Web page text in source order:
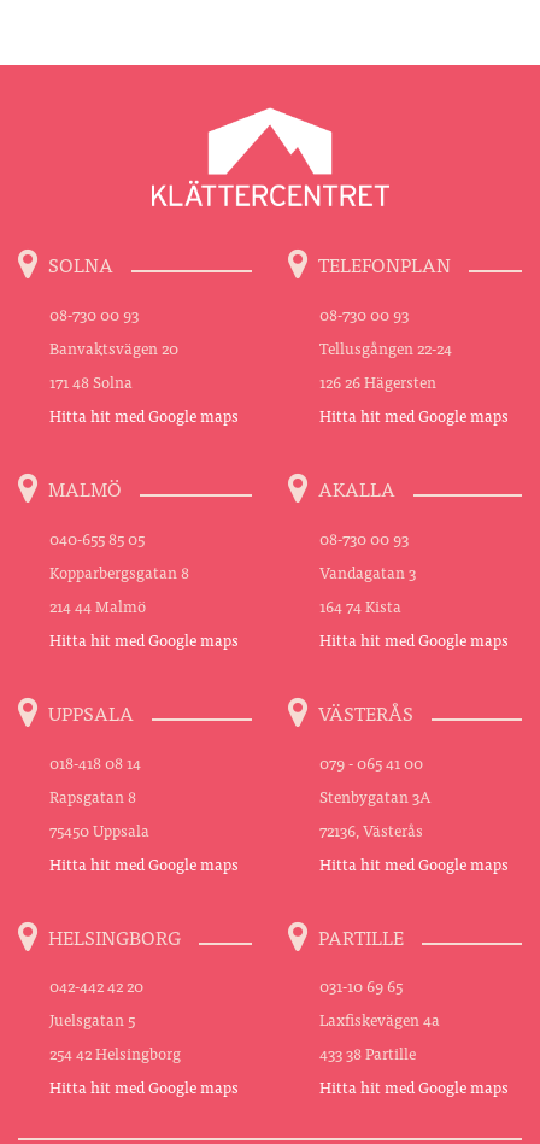
SOLNA
08-730 00 93
Banvaktsvägen 20
171 48 Solna
Hitta hit med Google maps
TELEFONPLAN
08-730 00 93
Tellusgången 22-24
126 26 Hägersten
Hitta hit med Google maps
MALMÖ
040-655 85 05
Kopparbergsgatan 8
214 44 Malmö
Hitta hit med Google maps
AKALLA
08-730 00 93
Vandagatan 3
164 74 Kista
Hitta hit med Google maps
UPPSALA
018-418 08 14
Rapsgatan 8
75450 Uppsala
Hitta hit med Google maps
VÄSTERÅS
079 - 065 41 00
Stenbygatan 3A
72136, Västerås
Hitta hit med Google maps
HELSINGBORG
042-442 42 20
Juelsgatan 5
254 42 Helsingborg
Hitta hit med Google maps
PARTILLE
031-10 69 65
Laxfiskevägen 4a
433 38 Partille
Hitta hit med Google maps